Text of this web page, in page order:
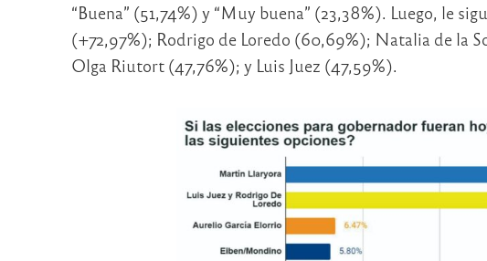
“Buena” (51,74%) y “Muy buena” (23,38%). Luego, le
(+72,97%); Rodrigo de Loredo (60,69%); Natalia de la
Olga Riutort (47,76%); y Luis Juez (47,59%).